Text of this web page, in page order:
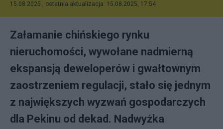
15.08.2025 , ostatnia aktualizacja: 15.08.2025, 17:54
Załamanie chińskiego rynku
nieruchomości, wywołane nadmierną
ekspansją deweloperów i gwałtownym
zaostrzeniem regulacji, stało się jednym
z największych wyzwań gospodarczych
dla Pekinu od dekad. Nadwyżka